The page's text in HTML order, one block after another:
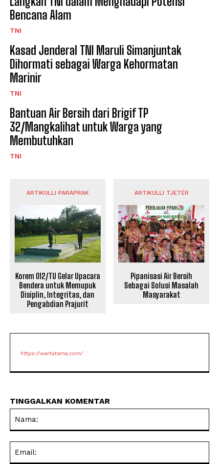
Bencana Alam
TNI
Kasad Jenderal TNI Maruli Simanjuntak
Dihormati sebagai Warga Kehormatan
Marinir
TNI
Bantuan Air Bersih dari Brigif TP
32/Mangkalihat untuk Warga yang
Membutuhkan
TNI
ARTIKULLI PARAPRAK
Korem 012/TU Gelar Upacara
Bendera untuk Memupuk
Disiplin, Integritas, dan
Pengabdian Prajurit
ARTIKULLI TJETËR
Pipanisasi Air Bersih
Sebagai Solusi Masalah
Masyarakat
https://wartatama.com/
TINGGALKAN KOMENTAR